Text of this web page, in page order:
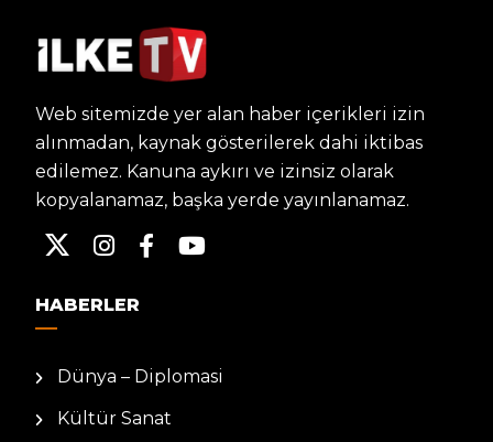
Web sitemizde yer alan haber içerikleri izin
alınmadan, kaynak gösterilerek dahi iktibas
edilemez. Kanuna aykırı ve izinsiz olarak
kopyalanamaz, başka yerde yayınlanamaz.
HABERLER
Dünya – Diplomasi
Kültür Sanat